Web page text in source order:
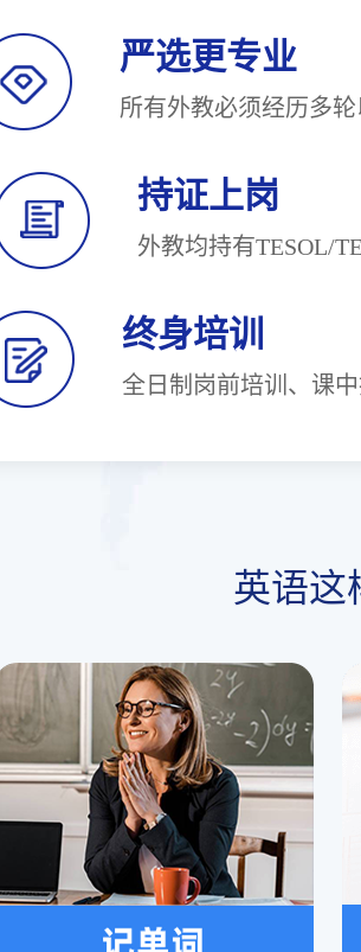
严选更专业
所有外教必须经历
持证上岗
外教均持有
终身培训
全日制岗前培训、课
英语这